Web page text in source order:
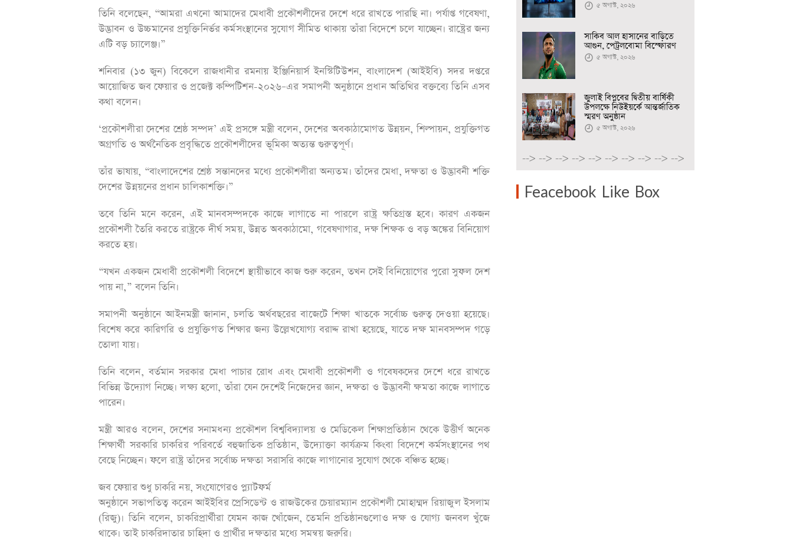
তিনি বলেছেন, “আমরা এখনো আমাদের মেধাবী প্রকৌশলীদের দেশে ধরে রাখতে পারছি না। পর্যাপ্ত গবেষণা,
উদ্ভাবন ও উচ্চমানের প্রযুক্তিনির্ভর কর্মসংস্থানের সুযোগ সীমিত থাকায় তাঁরা বিদেশে চলে যাচ্ছেন। রাষ্ট্রের জন্য
এটি বড় চ্যালেঞ্জ।”
শনিবার (১৩ জুন) বিকেলে রাজধানীর রমনায় ইঞ্জিনিয়ার্স ইনস্টিটিউশন, বাংলাদেশ (আইইবি) সদর দপ্তরে
আয়োজিত জব ফেয়ার ও প্রজেক্ট কম্পিটিশন-২০২৬–এর সমাপনী অনুষ্ঠানে প্রধান অতিথির বক্তব্যে তিনি এসব
কথা বলেন।
‘প্রকৌশলীরা দেশের শ্রেষ্ঠ সম্পদ’ এই প্রসঙ্গে মন্ত্রী বলেন, দেশের অবকাঠামোগত উন্নয়ন, শিল্পায়ন, প্রযুক্তিগত
অগ্রগতি ও অর্থনৈতিক প্রবৃদ্ধিতে প্রকৌশলীদের ভূমিকা অত্যন্ত গুরুত্বপূর্ণ।
তাঁর ভাষায়, “বাংলাদেশের শ্রেষ্ঠ সন্তানদের মধ্যে প্রকৌশলীরা অন্যতম। তাঁদের মেধা, দক্ষতা ও উদ্ভাবনী শক্তি
দেশের উন্নয়নের প্রধান চালিকাশক্তি।”
তবে তিনি মনে করেন, এই মানবসম্পদকে কাজে লাগাতে না পারলে রাষ্ট্র ক্ষতিগ্রস্ত হবে। কারণ একজন
প্রকৌশলী তৈরি করতে রাষ্ট্রকে দীর্ঘ সময়, উন্নত অবকাঠামো, গবেষণাগার, দক্ষ শিক্ষক ও বড় অঙ্কের বিনিয়োগ
করতে হয়।
“যখন একজন মেধাবী প্রকৌশলী বিদেশে স্থায়ীভাবে কাজ শুরু করেন, তখন সেই বিনিয়োগের পুরো সুফল দেশ
পায় না,” বলেন তিনি।
সমাপনী অনুষ্ঠানে আইনমন্ত্রী জানান, চলতি অর্থবছরের বাজেটে শিক্ষা খাতকে সর্বোচ্চ গুরুত্ব দেওয়া হয়েছে।
বিশেষ করে কারিগরি ও প্রযুক্তিগত শিক্ষার জন্য উল্লেখযোগ্য বরাদ্দ রাখা হয়েছে, যাতে দক্ষ মানবসম্পদ গড়ে
তোলা যায়।
তিনি বলেন, বর্তমান সরকার মেধা পাচার রোধ এবং মেধাবী প্রকৌশলী ও গবেষকদের দেশে ধরে রাখতে
বিভিন্ন উদ্যোগ নিচ্ছে। লক্ষ্য হলো, তাঁরা যেন দেশেই নিজেদের জ্ঞান, দক্ষতা ও উদ্ভাবনী ক্ষমতা কাজে লাগাতে
পারেন।
মন্ত্রী আরও বলেন, দেশের সনামধন্য প্রকৌশল বিশ্ববিদ্যালয় ও মেডিকেল শিক্ষাপ্রতিষ্ঠান থেকে উত্তীর্ণ অনেক
শিক্ষার্থী সরকারি চাকরির পরিবর্তে বহুজাতিক প্রতিষ্ঠান, উদ্যোক্তা কার্যক্রম কিংবা বিদেশে কর্মসংস্থানের পথ
বেছে নিচ্ছেন। ফলে রাষ্ট্র তাঁদের সর্বোচ্চ দক্ষতা সরাসরি কাজে লাগানোর সুযোগ থেকে বঞ্চিত হচ্ছে।
জব ফেয়ার শুধু চাকরি নয়, সংযোগেরও প্ল্যাটফর্ম
অনুষ্ঠানে সভাপতিত্ব করেন আইইবির প্রেসিডেন্ট ও রাজউকের চেয়ারম্যান প্রকৌশলী মোহাম্মদ রিয়াজুল ইসলাম
(রিজু)। তিনি বলেন, চাকরিপ্রার্থীরা যেমন কাজ খোঁজেন, তেমনি প্রতিষ্ঠানগুলোও দক্ষ ও যোগ্য জনবল খুঁজে
থাকে। তাই চাকরিদাতার চাহিদা ও প্রার্থীর দক্ষতার মধ্যে সমন্বয় জরুরি।
৫ অগাস্ট, ২০২৬
সাকিব আল হাসানের বাড়িতে
আগুন, পেট্রলবোমা বিস্ফোরণ
৫ অগাস্ট, ২০২৬
জুলাই বিপ্লবের দ্বিতীয় বার্ষিকী
উপলক্ষে নিউইয়র্কে আন্তর্জাতিক
স্মরণ অনুষ্ঠান
৫ অগাস্ট, ২০২৬
--> --> --> --> --> --> --> --> --> -->
Feacebook Like Box